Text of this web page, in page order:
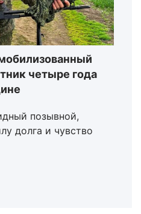
четыре года
позывной,
долга и чувство